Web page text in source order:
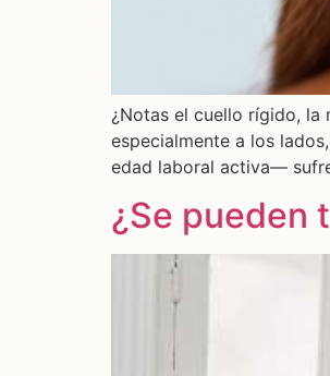
¿Notas el cuello rígido, la
especialmente a los
edad laboral activa—
¿Se pueden